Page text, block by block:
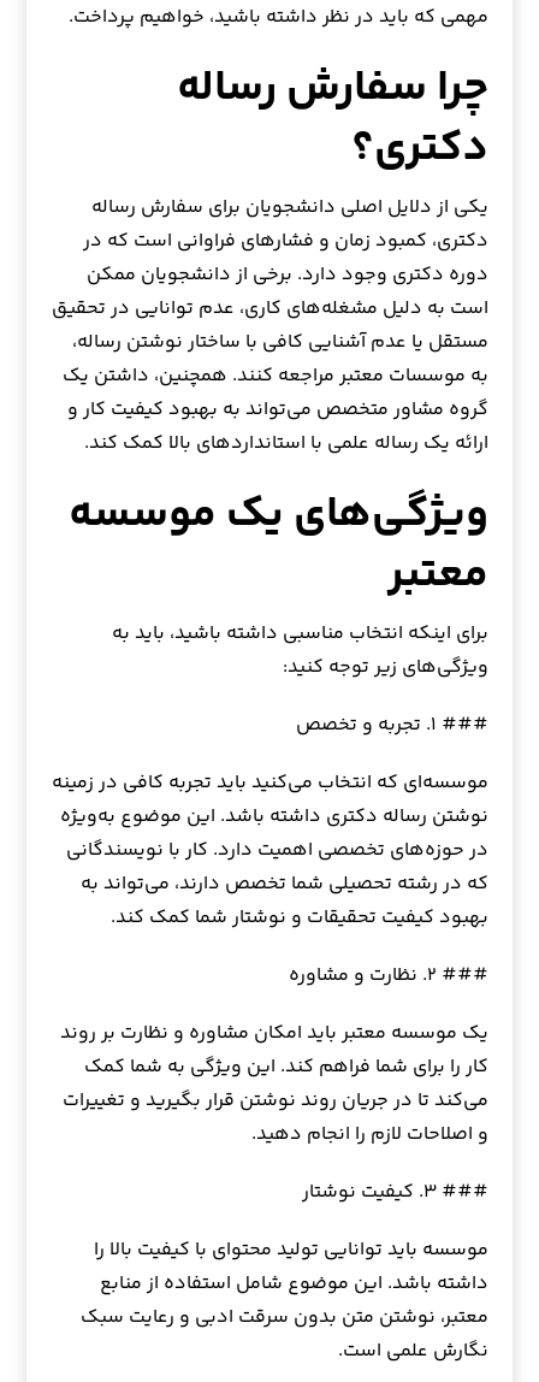
مهمی که باید در نظر داشته باشید، خواهیم پرداخت.
چرا سفارش رساله
دکتری؟
یکی از دلایل اصلی دانشجویان برای سفارش رساله
دکتری، کمبود زمان و فشارهای فراوانی است که در
دوره دکتری وجود دارد. برخی از دانشجویان ممکن
است به دلیل مشغله‌های کاری، عدم توانایی در تحقیق
مستقل یا عدم آشنایی کافی با ساختار نوشتن رساله،
به موسسات معتبر مراجعه کنند. همچنین، داشتن یک
گروه مشاور متخصص می‌تواند به بهبود کیفیت کار و
ارائه یک رساله علمی با استانداردهای بالا کمک کند.
ویژگی‌های یک موسسه
معتبر
برای اینکه انتخاب مناسبی داشته باشید، باید به
ویژگی‌های زیر توجه کنید:
### ۱. تجربه و تخصص
موسسه‌ای که انتخاب می‌کنید باید تجربه کافی در زمینه
نوشتن رساله دکتری داشته باشد. این موضوع به‌ویژه
در حوزه‌های تخصصی اهمیت دارد. کار با نویسندگانی
که در رشته تحصیلی شما تخصص دارند، می‌تواند به
بهبود کیفیت تحقیقات و نوشتار شما کمک کند.
### ۲. نظارت و مشاوره
یک موسسه معتبر باید امکان مشاوره و نظارت بر روند
کار را برای شما فراهم کند. این ویژگی به شما کمک
می‌کند تا در جریان روند نوشتن قرار بگیرید و تغییرات
و اصلاحات لازم را انجام دهید.
### ۳. کیفیت نوشتار
موسسه باید توانایی تولید محتوای با کیفیت بالا را
داشته باشد. این موضوع شامل استفاده از منابع
معتبر، نوشتن متن بدون سرقت ادبی و رعایت سبک
نگارش علمی است.